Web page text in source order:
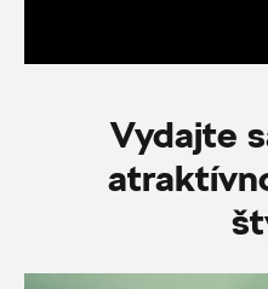
Vydajte